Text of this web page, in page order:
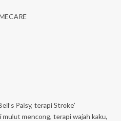
Palsy, terapi Stroke’
mencong, terapi wajah kaku,